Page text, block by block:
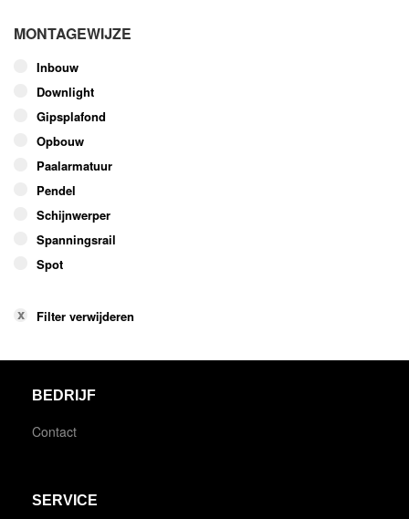
MONTAGEWIJZE
Inbouw
Downlight
Gipsplafond
Opbouw
Paalarmatuur
Pendel
Schijnwerper
Spanningsrail
Spot
Filter verwijderen
BEDRIJF
Contact
SERVICE